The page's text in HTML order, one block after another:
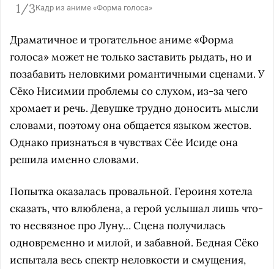
1/3Кадр из аниме «Форма голоса»
Драматичное и трогательное аниме «Форма
голоса» может не только заставить рыдать, но и
позабавить неловкими романтичными сценами. У
Сёко Нисимии проблемы со слухом, из-за чего
хромает и речь. Девушке трудно доносить мысли
словами, поэтому она общается языком жестов.
Однако признаться в чувствах Сёе Исиде она
решила именно словами.
Попытка оказалась провальной. Героиня хотела
сказать, что влюблена, а герой услышал лишь что-
то несвязное про Луну… Сцена получилась
одновременно и милой, и забавной. Бедная Сёко
испытала весь спектр неловкости и смущения,